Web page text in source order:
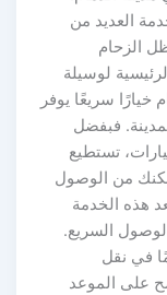
العديد من
الزحام
لوسيلة
سريعًا يوفر
فبفضل
تستطيع
من الوصول
الخدمة
السريع.
في نقل
على الموعد